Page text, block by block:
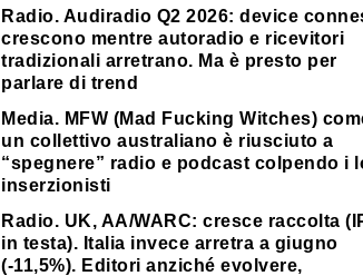
Radio. Audiradio Q2 2026: device
crescono mentre autoradio e ricevitori
tradizionali arretrano. Ma è presto per
parlare di trend
Media. MFW (Mad Fucking Witches)
un collettivo australiano è riusciuto a
“spegnere” radio e podcast colpendo i
inserzionisti
Radio. UK, AA/WARC: cresce raccolta
in testa). Italia invece arretra a giugno
(-11,5%). Editori anziché evolvere,